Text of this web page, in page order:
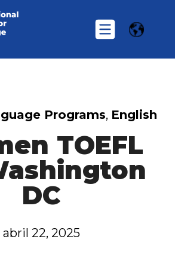
Programs, English
TOEFL
DC
abril 22, 2025